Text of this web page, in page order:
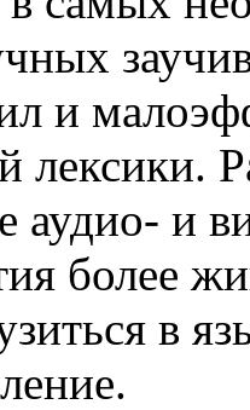
и
лексики.
аудио- и
более
в